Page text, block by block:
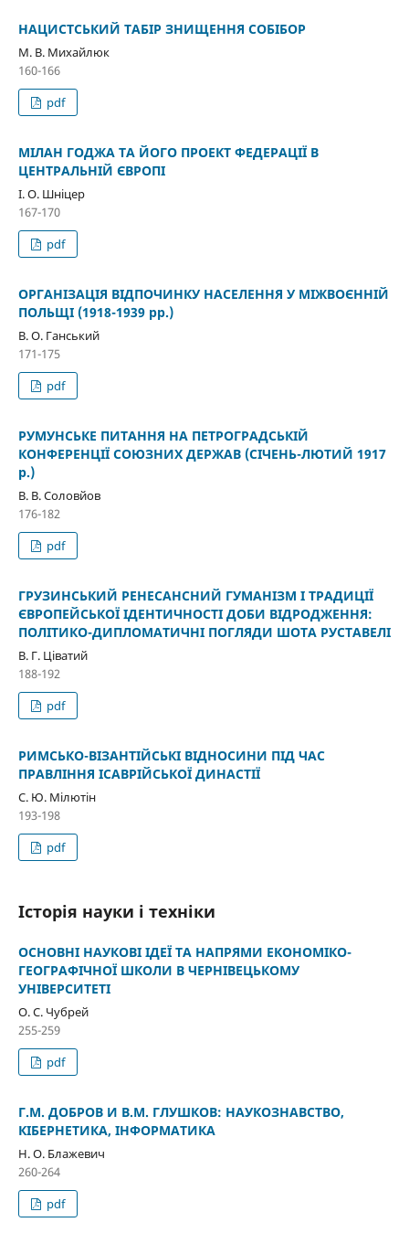
НАЦИСТСЬКИЙ ТАБІР ЗНИЩЕННЯ СОБІБОР
М. В. Михайлюк
160-166
pdf
МІЛАН ГОДЖА ТА ЙОГО ПРОЕКТ ФЕДЕРАЦІЇ В
ЦЕНТРАЛЬНІЙ ЄВРОПІ
І. О. Шніцер
167-170
pdf
ОРГАНІЗАЦІЯ ВІДПОЧИНКУ НАСЕЛЕННЯ У МІЖВОЄННІЙ
ПОЛЬЩІ (1918-1939 рр.)
В. О. Ганський
171-175
pdf
РУМУНСЬКЕ ПИТАННЯ НА ПЕТРОГРАДСЬКІЙ
КОНФЕРЕНЦІЇ СОЮЗНИХ ДЕРЖАВ (СІЧЕНЬ-ЛЮТИЙ 1917
р.)
В. В. Соловйов
176-182
pdf
ГРУЗИНСЬКИЙ РЕНЕСАНСНИЙ ГУМАНІЗМ І ТРАДИЦІЇ
ЄВРОПЕЙСЬКОЇ ІДЕНТИЧНОСТІ ДОБИ ВІДРОДЖЕННЯ:
ПОЛІТИКО-ДИПЛОМАТИЧНІ ПОГЛЯДИ ШОТА РУСТАВЕЛІ
В. Г. Ціватий
188-192
pdf
РИМСЬКО-ВІЗАНТІЙСЬКІ ВІДНОСИНИ ПІД ЧАС
ПРАВЛІННЯ ІСАВРІЙСЬКОЇ ДИНАСТІЇ
С. Ю. Мілютін
193-198
pdf
Історія науки і техніки
ОСНОВНІ НАУКОВІ ІДЕЇ ТА НАПРЯМИ ЕКОНОМІКО-
ГЕОГРАФІЧНОЇ ШКОЛИ В ЧЕРНІВЕЦЬКОМУ
УНІВЕРСИТЕТІ
О. С. Чубрей
255-259
pdf
Г.М. ДОБРОВ И В.М. ГЛУШКОВ: НАУКОЗНАВСТВО,
КІБЕРНЕТИКА, ІНФОРМАТИКА
Н. О. Блажевич
260-264
pdf